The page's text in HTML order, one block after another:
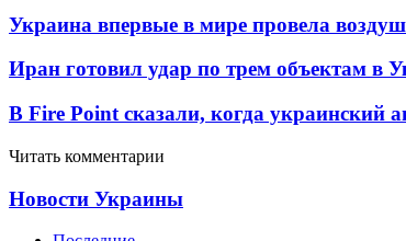
Украина впервые в мире провела
Иран готовил удар по трем объектам в
В Fire Point сказали, когда украинский
Читать комментарии
Новости Украины